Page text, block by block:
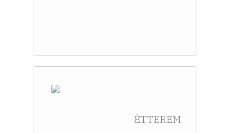
ÉTTEREM